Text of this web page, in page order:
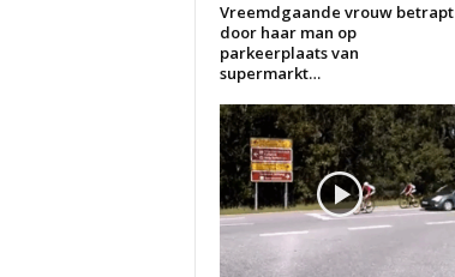
Vreemdgaande vrouw betrapt
door haar man op
parkeerplaats van
supermarkt…